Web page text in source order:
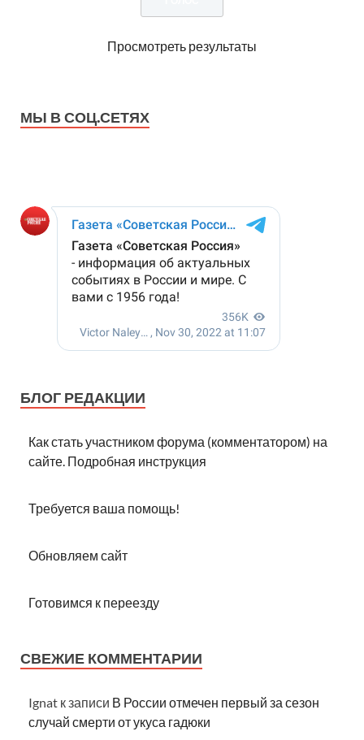
Просмотреть результаты
МЫ В СОЦ.СЕТЯХ
БЛОГ РЕДАКЦИИ
Как стать участником форума (комментатором) на
сайте. Подробная инструкция
Требуется ваша помощь!
Обновляем сайт
Готовимся к переезду
СВЕЖИЕ КОММЕНТАРИИ
Ignat к записи В России отмечен первый за сезон
случай смерти от укуса гадюки